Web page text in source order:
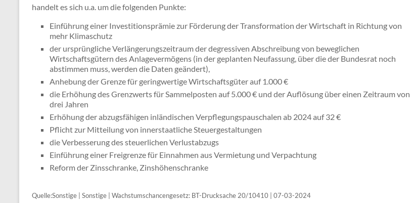
handelt es sich u.a. um die folgenden Punkte:
Einführung einer Investitionsprämie zur Förderung der Transformation der Wirtschaft in Richtung von
mehr Klimaschutz
der ursprüngliche Verlängerungszeitraum der degressiven Abschreibung von beweglichen
Wirtschaftsgütern des Anlagevermögens (in der geplanten Neufassung, über die der Bundesrat noch
abstimmen muss, werden die Daten geändert),
Anhebung der Grenze für geringwertige Wirtschaftsgüter auf 1.000 €
die Erhöhung des Grenzwerts für Sammelposten auf 5.000 € und der Auflösung über einen Zeitraum von
drei Jahren
Erhöhung der abzugsfähigen inländischen Verpflegungspauschalen ab 2024 auf 32 €
Pflicht zur Mitteilung von innerstaatliche Steuergestaltungen
die Verbesserung des steuerlichen Verlustabzugs
Einführung einer Freigrenze für Einnahmen aus Vermietung und Verpachtung
Reform der Zinsschranke, Zinshöhenschranke
Quelle:Sonstige | Sonstige | Wachstumschancengesetz: BT-Drucksache 20/10410 | 07-03-2024